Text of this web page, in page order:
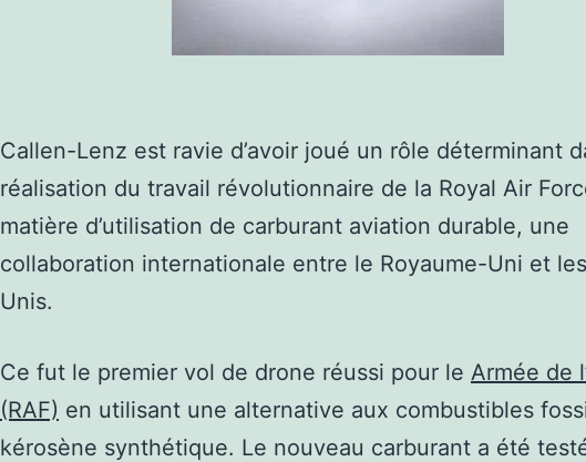
Callen-Lenz est ravie d’avoir joué un rôle déterminant
réalisation du travail révolutionnaire de la Royal Air
matière d’utilisation de carburant aviation durable, une
collaboration internationale entre le Royaume-Uni et
Unis.
Ce fut le premier vol de drone réussi pour le Armée de
(RAF) en utilisant une alternative aux combustibles
kérosène synthétique. Le nouveau carburant a été